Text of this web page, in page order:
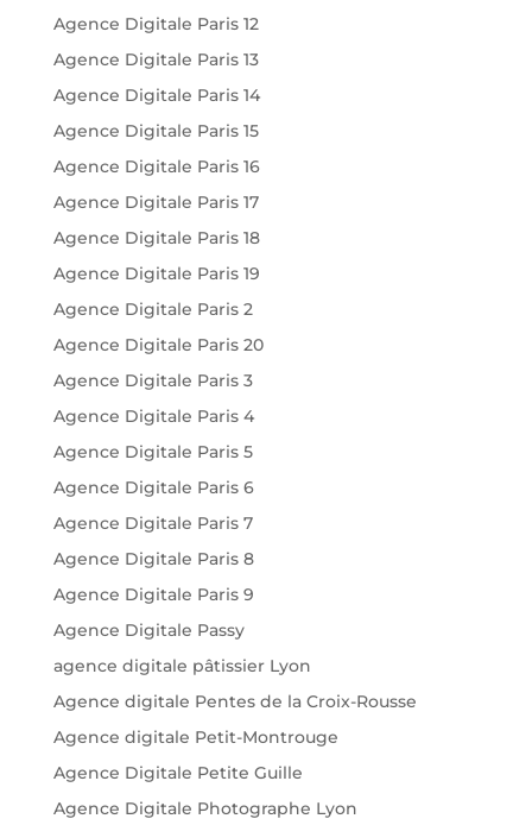
Agence Digitale Paris 12
Agence Digitale Paris 13
Agence Digitale Paris 14
Agence Digitale Paris 15
Agence Digitale Paris 16
Agence Digitale Paris 17
Agence Digitale Paris 18
Agence Digitale Paris 19
Agence Digitale Paris 2
Agence Digitale Paris 20
Agence Digitale Paris 3
Agence Digitale Paris 4
Agence Digitale Paris 5
Agence Digitale Paris 6
Agence Digitale Paris 7
Agence Digitale Paris 8
Agence Digitale Paris 9
Agence Digitale Passy
agence digitale pâtissier Lyon
Agence digitale Pentes de la Croix-Rousse
Agence digitale Petit-Montrouge
Agence Digitale Petite Guille
Agence Digitale Photographe Lyon